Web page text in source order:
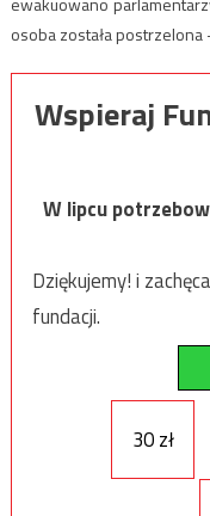
osoba została postrzelona
Wspieraj
W lipcu
Dziękujemy! i
fundacji.
30 zł